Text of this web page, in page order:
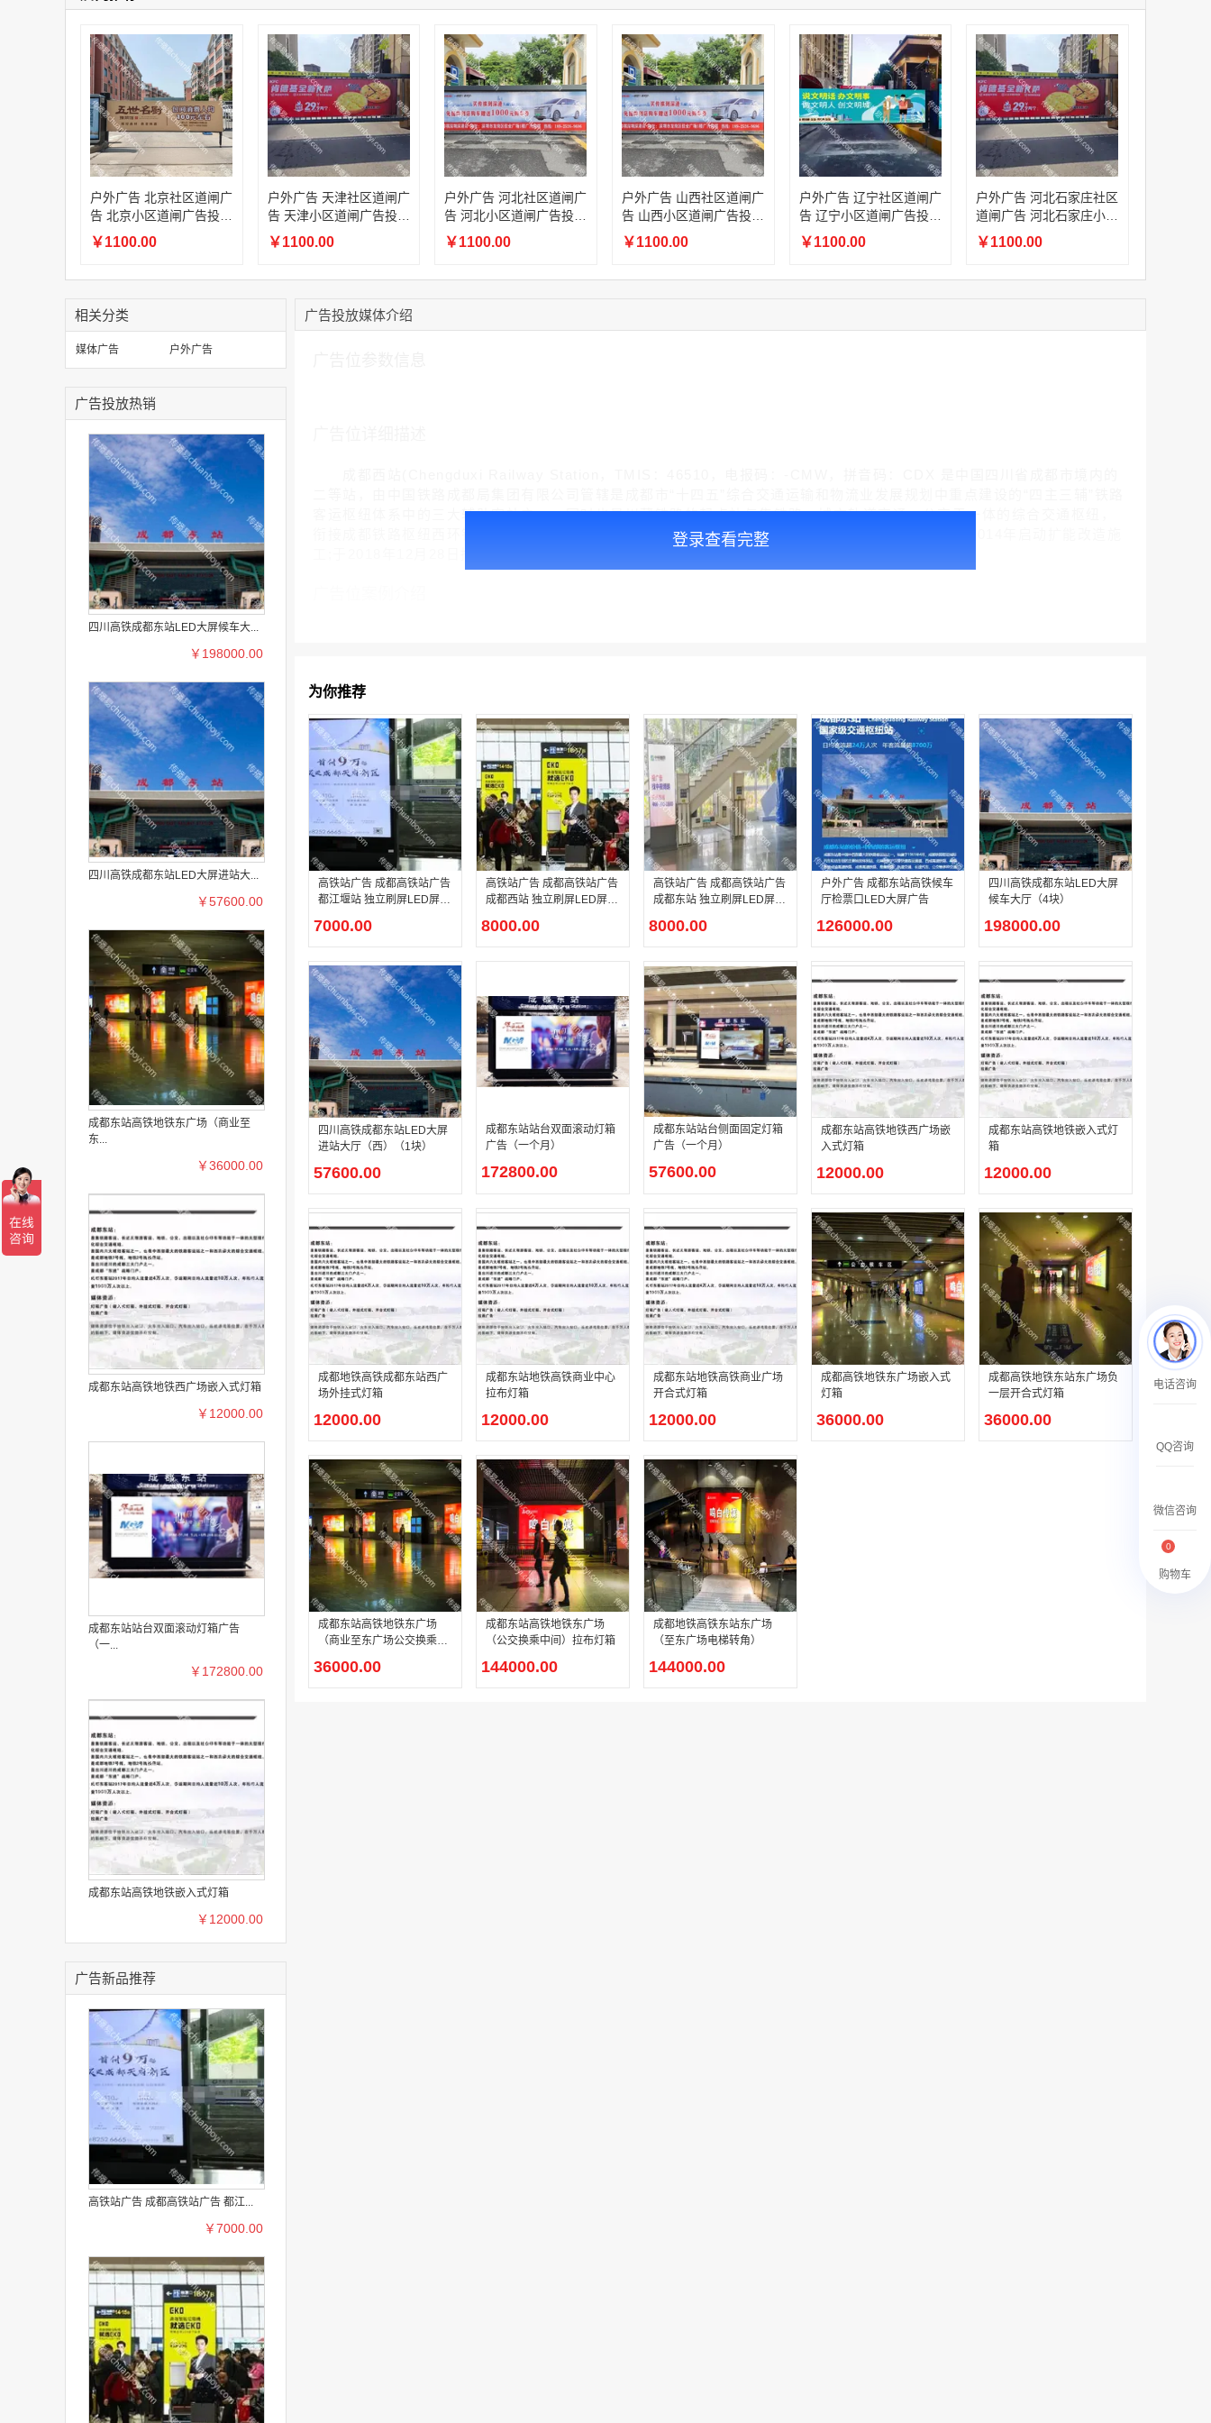
17:13:40 159****9700 联系了该媒体所在商家
15:27:46 181****7631 联系了该媒体所在商家
15:18:49 173****0620 联系了该媒体所在商家
03:20:56 156****3374 联系了该媒体所在商家
15:42:33 158****0746 联系了该媒体所在商家
13:59:39 189****2617 联系了该媒体所在商家
￥27600.00
香港双层巴士车身广告（含车顶）
￥77000.00
￥1100.00
户外广告 河北社区道闸广告 河北小区道闸广告投放价格
￥1100.00
香港有轨双层旅游巴士车身广告
￥25300.00
￥27600.00
澳门有轨双层旅游巴士车身广告
￥27700.00
户外广告 北京社区道闸广
告 北京小区道闸广告投放
价格
￥1100.00
户外广告 天津社区道闸广
告 天津小区道闸广告投放
价格
￥1100.00
户外广告 河北社区道闸广
告 河北小区道闸广告投放
价格
￥1100.00
户外广告 山西社区道闸广
告 山西小区道闸广告投放
价格
￥1100.00
户外广告 辽宁社区道闸广
告 辽宁小区道闸广告投放
价格
￥1100.00
户外广告 河北石家庄社区
道闸广告 河北石家庄小区
道闸广告投放价格
￥1100.00
相关分类
媒体广告 户外广告
广告投放热销
四川高铁成都东站LED大屏候车大...
￥198000.00
四川高铁成都东站LED大屏进站大...
￥57600.00
成都东站高铁地铁东广场（商业至
东...
￥36000.00
成都东站高铁地铁西广场嵌入式灯箱
￥12000.00
成都东站站台双面滚动灯箱广告
（一...
￥172800.00
成都东站高铁地铁嵌入式灯箱
￥12000.00
广告新品推荐
高铁站广告 成都高铁站广告 都江...
￥7000.00
广告投放媒体介绍
客运枢纽体系中的三大辅助客站之一，同时也是川藏铁路的起点站与集铁路、城市轨道交通、公交于一体的综合交通枢纽，
衔接成都铁路枢纽西环铁路 成都西站于1994年5月动工兴建 于2002年12月投用运营(时为货运站);于2014年启动扩能改造施
登录查看完整
为你推荐
高铁站广告 成都高铁站广告
都江堰站 独立刷屏LED屏幕
7000.00
高铁站广告 成都高铁站广告
成都西站 独立刷屏LED屏幕
8000.00
高铁站广告 成都高铁站广告
成都东站 独立刷屏LED屏幕
8000.00
户外广告 成都东站高铁候车
厅检票口LED大屏广告
126000.00
四川高铁成都东站LED大屏
候车大厅（4块）
198000.00
四川高铁成都东站LED大屏
进站大厅（西）（1块）
57600.00
成都东站站台双面滚动灯箱
广告（一个月）
172800.00
成都东站站台侧面固定灯箱
广告（一个月）
57600.00
成都东站高铁地铁西广场嵌
入式灯箱
12000.00
成都东站高铁地铁嵌入式灯
箱
12000.00
成都地铁高铁成都东站西广
场外挂式灯箱
12000.00
成都东站地铁高铁商业中心
拉布灯箱
12000.00
成都东站地铁高铁商业广场
开合式灯箱
12000.00
成都高铁地铁东广场嵌入式
灯箱
36000.00
成都高铁地铁东站东广场负
一层开合式灯箱
36000.00
成都东站高铁地铁东广场
（商业至东广场公交换乘通
36000.00
成都东站高铁地铁东广场
（公交换乘中间）拉布灯箱
144000.00
成都地铁高铁东站东广场
（至东广场电梯转角）
144000.00
电话咨询
QQ咨询
微信咨询
购物车
0